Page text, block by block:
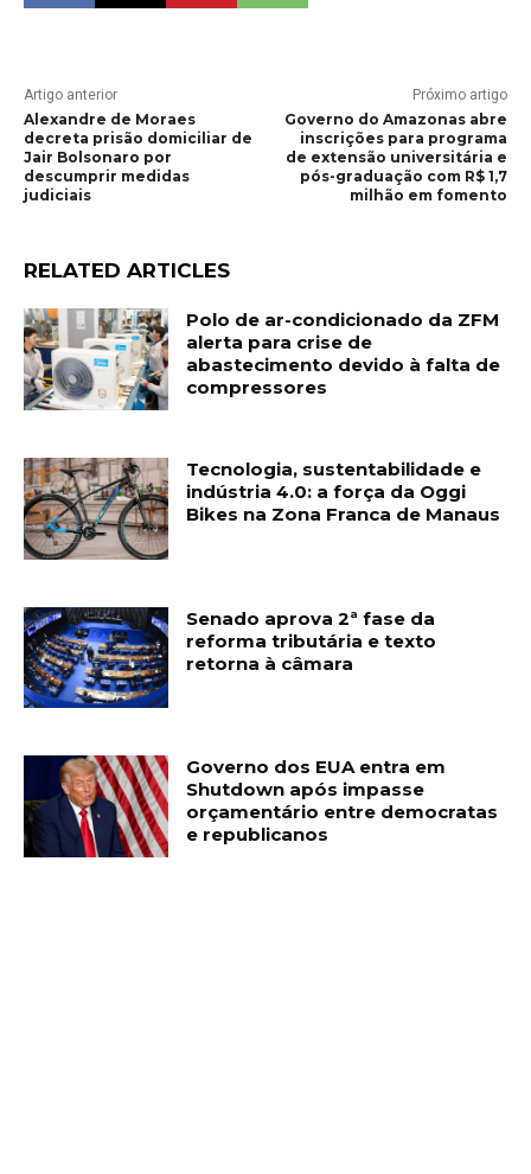
Artigo anterior
Alexandre de Moraes
decreta prisão domiciliar de
Jair Bolsonaro por
descumprir medidas
judiciais
Próximo artigo
Governo do Amazonas abre
inscrições para programa
de extensão universitária e
pós-graduação com R$ 1,7
milhão em fomento
RELATED ARTICLES
Polo de ar-condicionado da ZFM
alerta para crise de
abastecimento devido à falta de
compressores
Tecnologia, sustentabilidade e
indústria 4.0: a força da Oggi
Bikes na Zona Franca de Manaus
Senado aprova 2ª fase da
reforma tributária e texto
retorna à câmara
Governo dos EUA entra em
Shutdown após impasse
orçamentário entre democratas
e republicanos